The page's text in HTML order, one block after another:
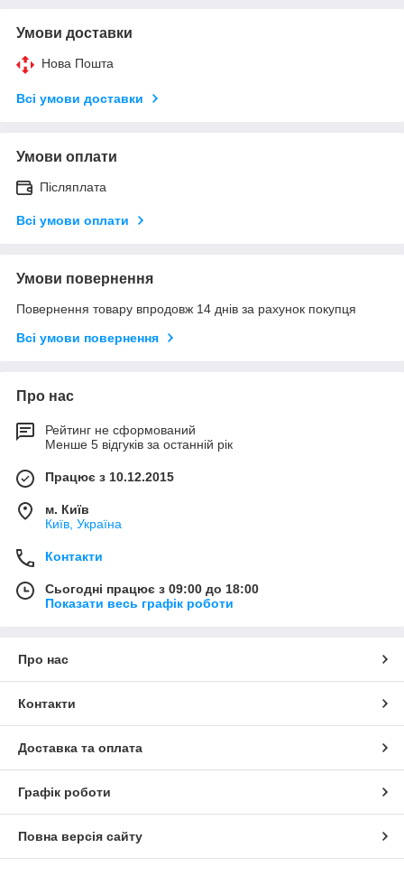
Умови доставки
Нова Пошта
Всі умови доставки
Умови оплати
Післяплата
Всі умови оплати
Умови повернення
Повернення товару впродовж 14 днів за рахунок покупця
Всі умови повернення
Про нас
Рейтинг не сформований
Менше 5 відгуків за останній рік
Працює з 10.12.2015
м. Київ
Київ, Україна
Контакти
Сьогодні працює з 09:00 до 18:00
Показати весь графік роботи
Про нас
Контакти
Доставка та оплата
Графік роботи
Повна версія сайту